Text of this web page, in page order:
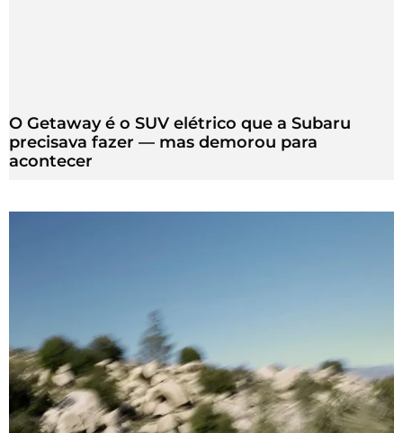
O Getaway é o SUV elétrico que a Subaru
precisava fazer — mas demorou para
acontecer